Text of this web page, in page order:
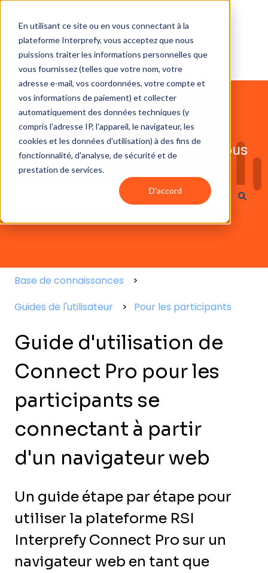
En utilisant ce site ou en vous connectant à la
plateforme Interprefy, vous acceptez que nous
puissions traiter les informations personnelles que
vous fournissez (telles que votre nom, votre
adresse e-mail, vos coordonnées, votre compte et
vos informations de paiement) et collecter
automatiquement des données techniques (y
compris l'adresse IP, l'appareil, le navigateur, les
cookies et les données d'utilisation) à des fins de
fonctionnalité, d'analyse, de sécurité et de
prestation de services.
D'accord
Bonjour. Comment pouvons-nous
vous aider ?
Base de connaissances
Guides de l'utilisateur
Pour les participants
Guide d'utilisation de
Connect Pro pour les
participants se
connectant à partir
d'un navigateur web
Un guide étape par étape pour
utiliser la plateforme RSI
Interprefy Connect Pro sur un
navigateur web en tant que